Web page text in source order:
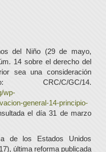
del Niño (29 de mayo,
14 sobre el derecho del
sea una consideración
CRC/C/GC/14.
wp-
general-14-principio-
el día 31 de marzo
de los Estados Unidos
última reforma publicada